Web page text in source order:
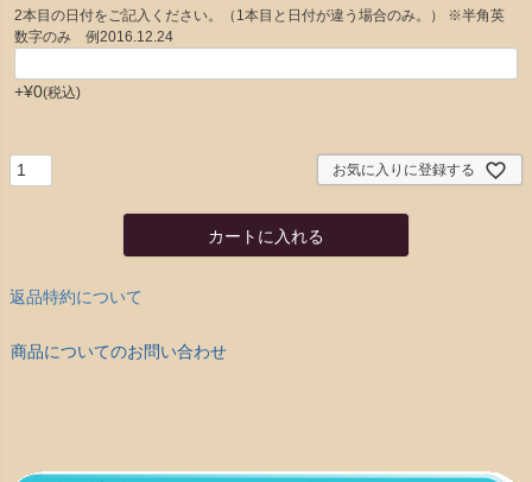
2本目の日付をご記入ください。（1本目と日付が違う場合のみ。） ※半角英
数字のみ 例2016.12.24
+¥0 税込
お気に入りに登録する
カートに入れる
返品特約について
商品についてのお問い合わせ